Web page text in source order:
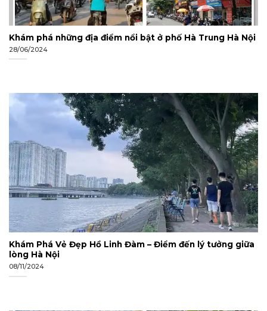
Khám phá những địa điểm nổi bật ở phố Hà Trung Hà Nội
28/06/2024
Khám Phá Vẻ Đẹp Hồ Linh Đàm – Điểm đến lý tưởng giữa
lòng Hà Nội
08/11/2024